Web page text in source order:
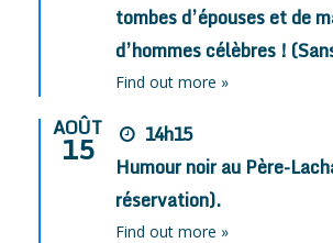
tombes d’épouses et de
d’hommes célèbres !
Find out more »
AOÛT
15
14h15
Humour noir au Père-
réservation).
Find out more »